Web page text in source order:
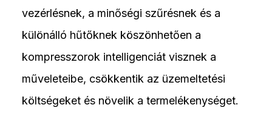
vezérlésnek, a minőségi szűrésnek és a
különálló hűtőknek köszönhetően a
kompresszorok intelligenciát visznek a
műveleteibe, csökkentik az üzemeltetési
költségeket és növelik a termelékenységet.